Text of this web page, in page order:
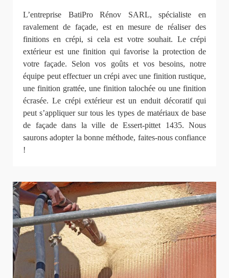
L’entreprise BatiPro Rénov SARL, spécialiste en
ravalement de façade, est en mesure de réaliser des
finitions en crépi, si cela est votre souhait. Le crépi
extérieur est une finition qui favorise la protection de
votre façade. Selon vos goûts et vos besoins, notre
équipe peut effectuer un crépi avec une finition rustique,
une finition grattée, une finition talochée ou une finition
écrasée. Le crépi extérieur est un enduit décoratif qui
peut s’appliquer sur tous les types de matériaux de base
de façade dans la ville de Essert-pittet 1435. Nous
saurons adopter la bonne méthode, faites-nous confiance
!